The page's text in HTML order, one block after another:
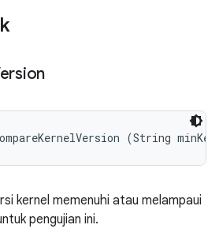
(String
kernel memenuhi atau melampaui
pengujian ini.